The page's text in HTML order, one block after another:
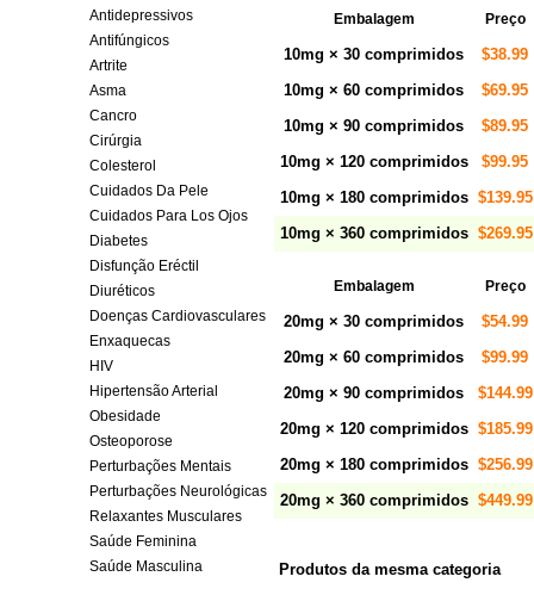
Antidepressivos
Antifúngicos
Artrite
Asma
Cancro
Cirúrgia
Colesterol
Cuidados Da Pele
Cuidados Para Los Ojos
Diabetes
Disfunção Eréctil
Diuréticos
Doenças Cardiovasculares
Enxaquecas
HIV
Hipertensão Arterial
Obesidade
Osteoporose
Perturbações Mentais
Perturbações Neurológicas
Relaxantes Musculares
Saúde Feminina
Saúde Masculina
Embalagem Preço
10mg × 30 comprimidos
$38.99
10mg × 60 comprimidos
$69.95
10mg × 90 comprimidos
$89.95
10mg × 120 comprimidos
$99.95
10mg × 180 comprimidos $139.95
10mg × 360 comprimidos $269.95
Embalagem Preço
20mg × 30 comprimidos
$54.99
20mg × 60 comprimidos
$99.99
20mg × 90 comprimidos
$144.99
20mg × 120 comprimidos $185.99
20mg × 180 comprimidos $256.99
20mg × 360 comprimidos $449.99
Produtos da mesma categoria